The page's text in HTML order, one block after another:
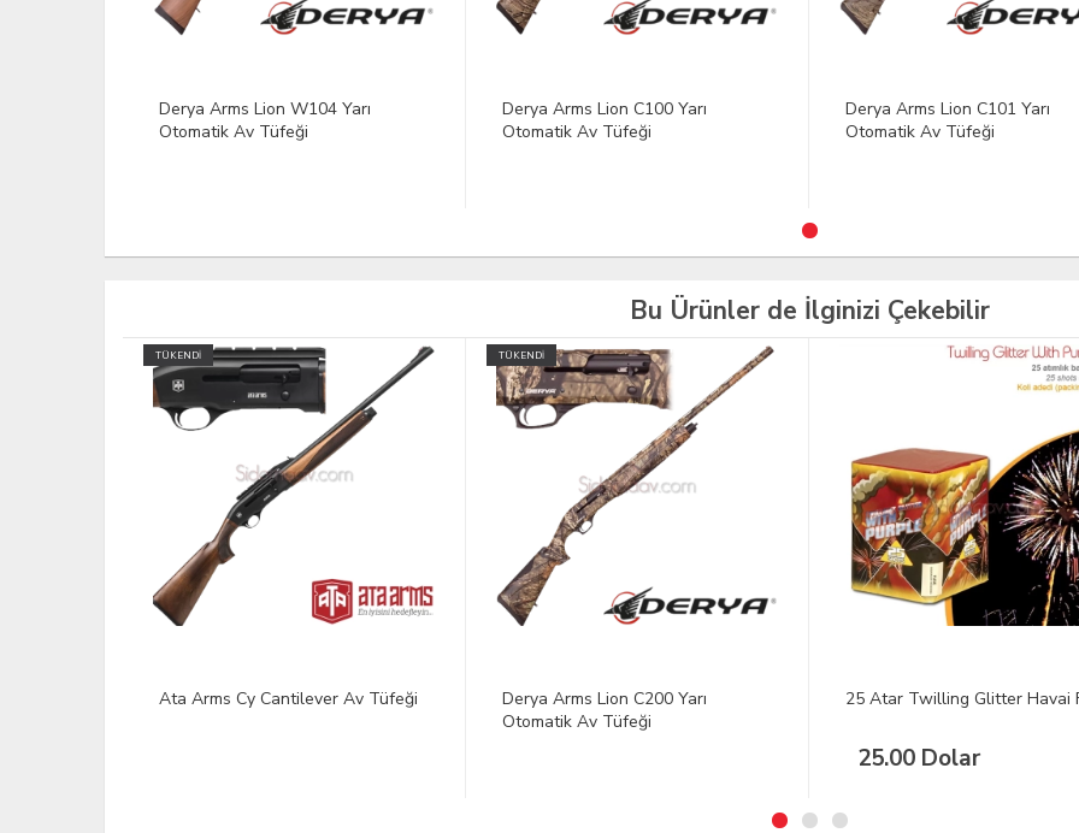
Derya Arms Lion C100 Yarı
Otomatik Av Tüfeği
Derya Arms Lion C101 Yarı
Otomatik Av Tüfeği
Derya Arms Lion C200 Yarı
Otomatik Av Tüfeği
Bu Ürünler de İlginizi Çekebilir
TÜKENDİ
Derya Arms Lion C200 Yarı
25 Atar Twilling Glitter Havai Fişek
Ata Arms Neo 12 Limited